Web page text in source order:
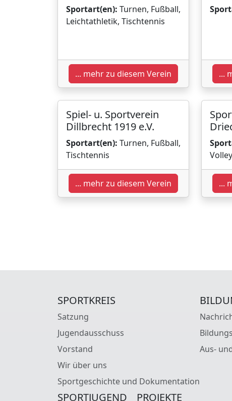
Sportart(en): Turnen, Fußball,
Leichtathletik, Tischtennis
... mehr zu diesem Verein ...
Spiel- u. Sportverein
Dillbrecht 1919 e.V.
Sportart(en): Turnen, Fußball,
Tischtennis
... mehr zu diesem Verein ...
SPORTKREIS
Satzung
Jugendausschuss
Vorstand
Wir über uns
Sportgeschichte und Dokumentation
Aus-
SPORTJUGEND PROJEKTE